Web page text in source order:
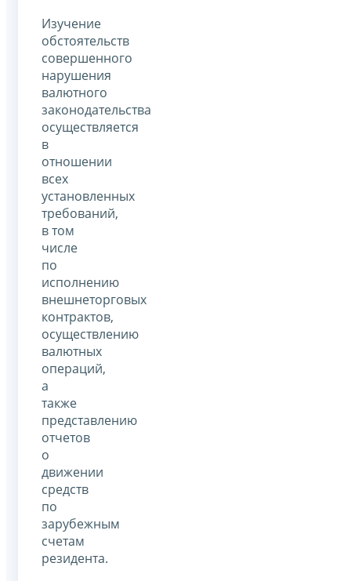
Изучение
обстоятельств
совершенного
нарушения
валютного
законодательства
осуществляется
в
отношении
всех
установленных
требований,
в том
числе
по
исполнению
внешнеторговых
контрактов,
осуществлению
валютных
операций,
а
также
представлению
отчетов
о
движении
средств
по
зарубежным
счетам
резидента.